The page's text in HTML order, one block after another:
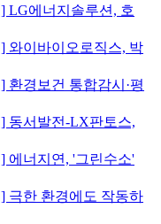
LG에너지솔루션, 호
와이바이오로직스, 박
환경보건 통합감시·평
동서발전-LX판토스,
에너지연, '그린수소'
극한 환경에도 작동하